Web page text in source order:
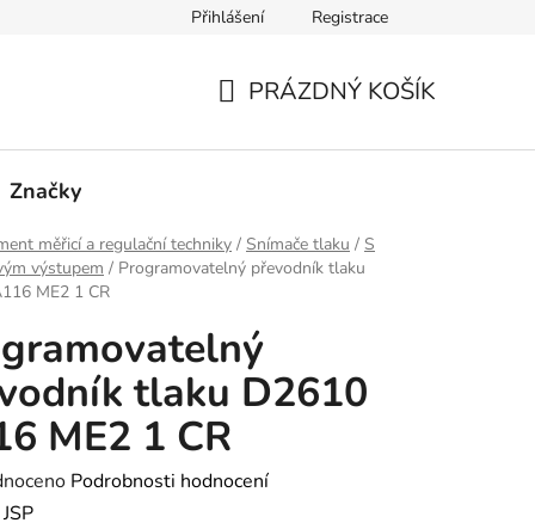
Přihlášení Registrace
PRÁZDNÝ KOŠÍK
Značky
měřicí a regulační techniky / Snímače tlaku / S
výstupem / Programovatelný převodník tlaku
ME2 1 CR
tlaku D2610
ME2 1 CR
Podrobnosti hodnocení
JSP